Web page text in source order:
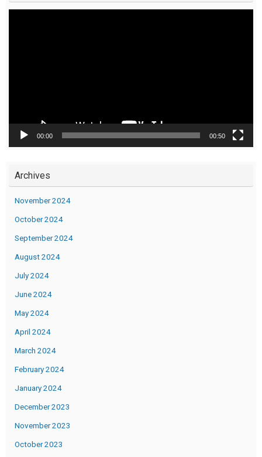
00:00 00:50
Archives
November 2024
October 2024
September 2024
August 2024
July 2024
June 2024
May 2024
April 2024
March 2024
February 2024
January 2024
December 2023
November 2023
October 2023